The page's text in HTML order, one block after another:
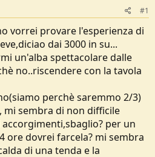
#1
vorrei provare l'esperienza di
dai 3000 in su...
un'alba spettacolare dalle
no..riscendere con la tavola
perchè saremmo 2/3)
mi sembra di non difficile
per un
ore dovrei farcela? mi sembra
di una tenda e la